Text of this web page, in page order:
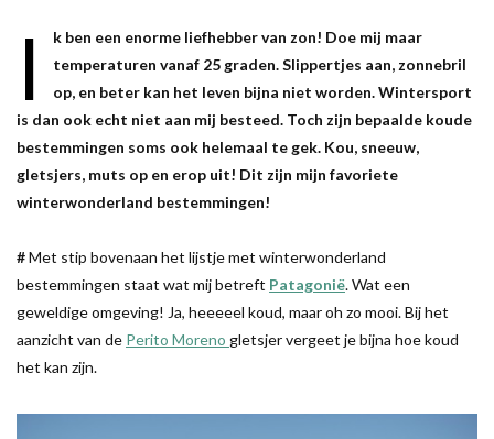
I
k ben een enorme liefhebber van zon! Doe mij maar
temperaturen vanaf 25 graden. Slippertjes aan, zonnebril
op, en beter kan het leven bijna niet worden. Wintersport
is dan ook echt niet aan mij besteed. Toch zijn bepaalde koude
bestemmingen soms ook helemaal te gek. Kou, sneeuw,
gletsjers, muts op en erop uit! Dit zijn mijn favoriete
winterwonderland bestemmingen!
#Met stip bovenaan het lijstje met winterwonderland
bestemmingen staat wat mij betreft Patagonië. Wat een
geweldige omgeving! Ja, heeeeel koud, maar oh zo mooi. Bij het
aanzicht van de Perito Moreno gletsjer vergeet je bijna hoe koud
het kan zijn.